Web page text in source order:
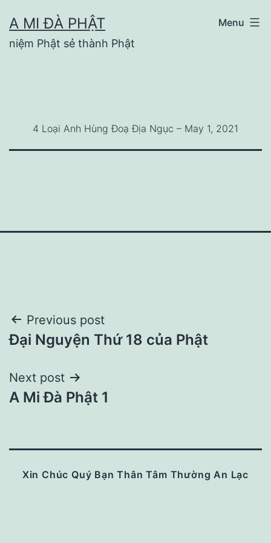
to
content
A MI ĐÀ PHẬT
niệm Phật sẻ thành Phật
Menu
4 Loại Anh Hùng Đoạ Địa Ngục – May 1, 2021
Post
navigation
Previous post
Đại Nguyện Thứ 18 của Phật
Next post
A Mi Đà Phật 1
Xin Chúc Quý Bạn Thân Tâm Thường An Lạc